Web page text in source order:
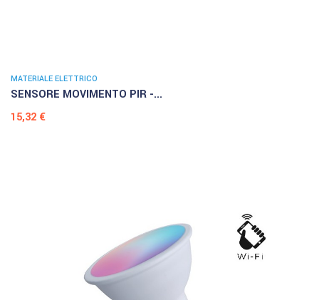
MATERIALE ELETTRICO
SENSORE MOVIMENTO PIR -...
Prezzo
15,32 €